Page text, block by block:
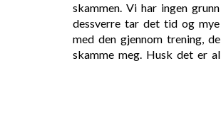
skammen. Vi har ingen
dessverre tar det tid og
med den gjennom trening,
skamme meg. Husk det er